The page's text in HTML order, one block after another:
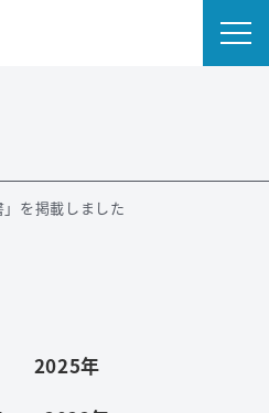
リティ
」を掲載しました
2025年